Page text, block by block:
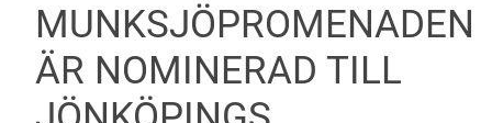
MUNKSJÖPROMENADEN
ÄR NOMINERAD TILL